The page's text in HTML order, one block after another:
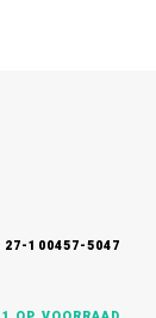
27-100457-5047